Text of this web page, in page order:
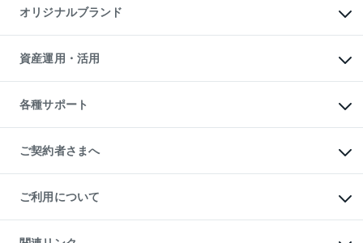
アパート経営
収益物件
ビル購入（ビル一棟）
投資用不動産の売却査定
事業用不動産の売却査定
マンションライブラリー
人気マンションランキング
暮らしに役立つ不動産メディア
不動産相場・不動産価格情報
不動産コラム・ニュース
不動産用語集
不動産なんでもネット相談室
住まいの税金
オリジナルブランド
一棟リノベーションマンション
L`GENTE（ルジェンテ）
区分リノベーションマンション
投資用一棟レジデンスWELL
不動産小口投資
LEGACIA（レガシア）
資産運用・活用
不動産M&A
アセットマネジメント・出資
各種サポート
相続サポート
リフォームサポート
ご契約者さまへ
ご紹介・再契約特典
入居者様専用-各種ご案内（賃貸）
東急こすもす会「こすもすWeb」
ご利用について
金融商品取引について